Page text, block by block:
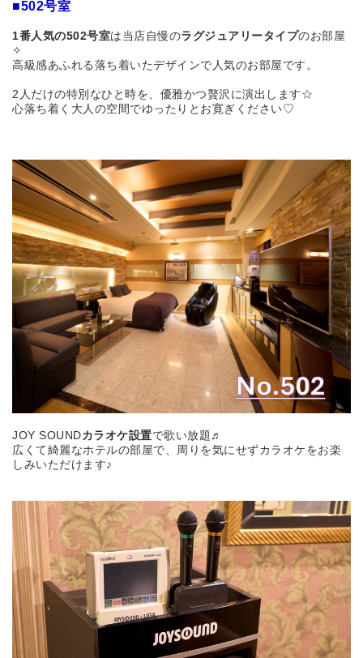
■502号室
1番人気の502号室は当店自慢のラグジュアリータイプのお部屋
✧
高級感あふれる落ち着いたデザインで人気のお部屋です。
2人だけの特別なひと時を、優雅かつ贅沢に演出します☆
心落ち着く大人の空間でゆったりとお寛ぎください♡
JOY SOUNDカラオケ設置で歌い放題♬
広くて綺麗なホテルの部屋で、周りを気にせずカラオケをお楽
しみいただけます♪